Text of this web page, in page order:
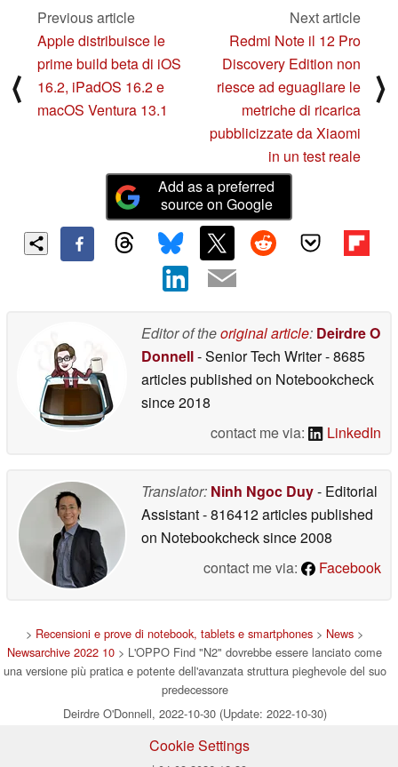
⟨
Previous article
Apple distribuisce le
prime build beta di iOS
16.2, iPadOS 16.2 e
macOS Ventura 13.1
Next article
Redmi Note il 12 Pro
Discovery Edition non
riesce ad eguagliare le
metriche di ricarica
pubblicizzate da Xiaomi
in un test reale
⟩
Add as a preferred
source on Google
Editor of theoriginal article: Deirdre O
Donnell- Senior Tech Writer- 8685
articles published on Notebookcheck
since 2018
contact me via:
LinkedIn
Translator: Ninh Ngoc Duy- Editorial
Assistant- 816412 articles published
on Notebookchecksince 2008
contact me via:
Facebook
> Recensioni e prove di notebook, tablets e smartphones > News >
Newsarchive 2022 10 > L'OPPO Find "N2" dovrebbe essere lanciato come
una versione più pratica e potente dell'avanzata struttura pieghevole del suo
predecessore
Deirdre O'Donnell, 2022-10-30 (Update: 2022-10-30)
Cookie Settings